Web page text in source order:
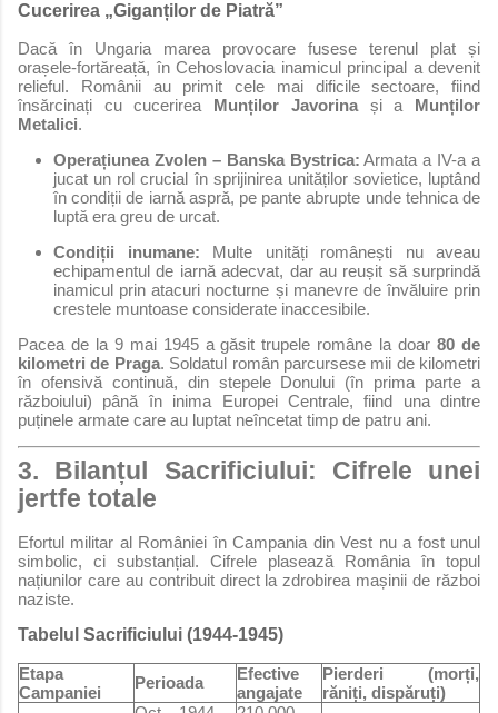
Cucerirea „Giganților de Piatră”
Dacă în Ungaria marea provocare fusese terenul plat și
orașele-fortăreață, în Cehoslovacia inamicul principal a devenit
relieful. Românii au primit cele mai dificile sectoare, fiind
însărcinați cu cucerirea Munților Javorinași a Munților
Metalici.
Operațiunea Zvolen – Banska Bystrica: Armata a IV-a a
jucat un rol crucial în sprijinirea unităților sovietice, luptând
în condiții de iarnă aspră, pe pante abrupte unde tehnica de
luptă era greu de urcat.
Condiții inumane: Multe unități românești nu aveau
echipamentul de iarnă adecvat, dar au reușit să surprindă
inamicul prin atacuri nocturne și manevre de învăluire prin
crestele muntoase considerate inaccesibile.
Pacea de la 9 mai 1945 a găsit trupele române la doar80 de
kilometri de Praga. Soldatul român parcursese mii de kilometri
în ofensivă continuă, din stepele Donului (în prima parte a
războiului) până în inima Europei Centrale, fiind una dintre
puținele armate care au luptat neîncetat timp de patru ani.
3. Bilanțul Sacrificiului: Cifrele unei
jertfe totale
Efortul militar al României în Campania din Vest nu a fost unul
simbolic, ci substanțial. Cifrele plasează România în topul
națiunilor care au contribuit direct la zdrobirea mașinii de război
naziste.
Tabelul Sacrificiului (1944-1945)
Etapa
Campaniei
Perioada
Efective
angajate
Pierderi (morți,
răniți, dispăruți)